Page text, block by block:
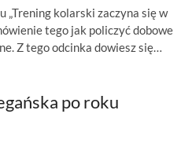
„Trening kolarski zaczyna się w
tego jak policzyć dobowe
Z tego odcinka dowiesz się…
po roku